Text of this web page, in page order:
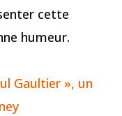
cette
humeur.
Gaultier », un